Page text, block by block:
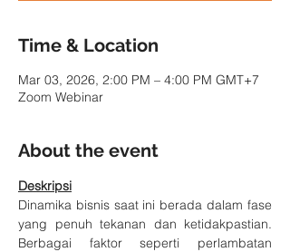
Time & Location
Mar 03, 2026, 2:00 PM – 4:00 PM GMT+7
Zoom Webinar
About the event
Deskripsi
Dinamika bisnis saat ini berada dalam fase
yang penuh tekanan dan ketidakpastian.
Berbagai faktor seperti perlambatan